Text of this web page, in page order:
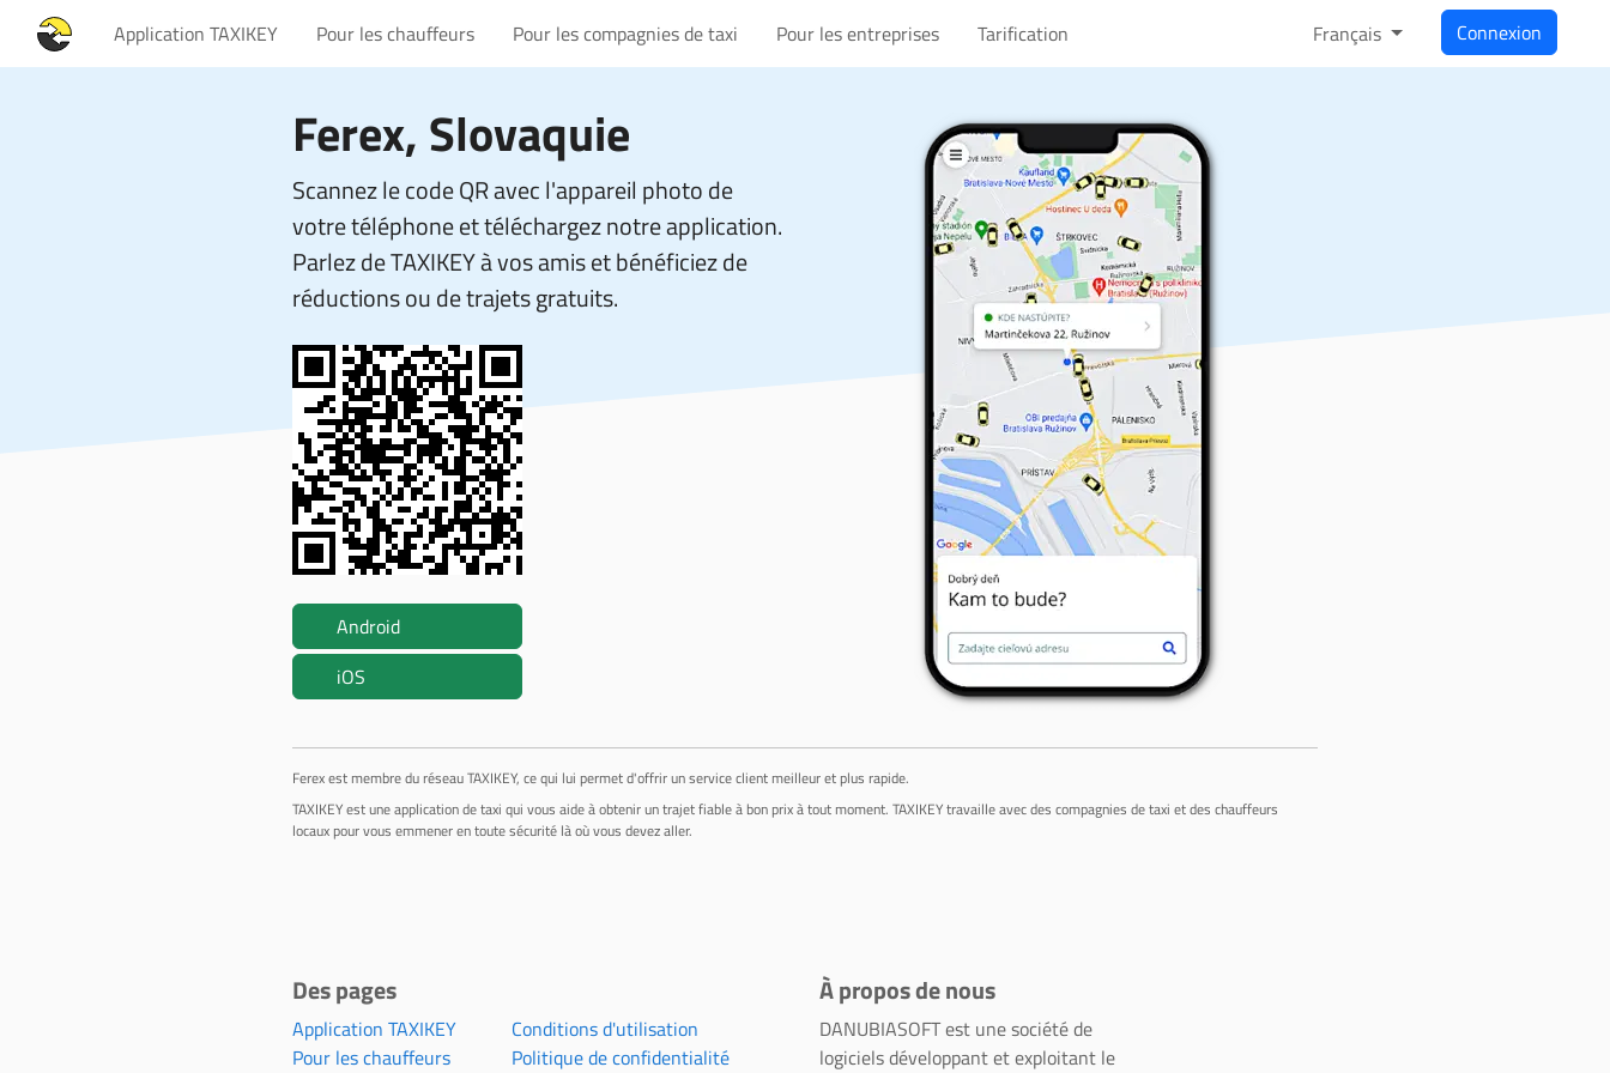
Application TAXIKEY Pour les chauffeurs Pour les compagnies de taxi Pour les entreprises Tarification Français Connexion
Ferex, Slovaquie
Scannez le code QR avec l'appareil photo de
votre téléphone et téléchargez notre application.
Parlez de TAXIKEY à vos amis et bénéficiez de
réductions ou de trajets gratuits.
Android
iOS
Ferex est membre du réseau TAXIKEY, ce qui lui permet d'offrir un service client meilleur et plus rapide.
TAXIKEY est une application de taxi qui vous aide à obtenir un trajet fiable à bon prix à tout moment. TAXIKEY travaille avec des compagnies de taxi et des chauffeurs
locaux pour vous emmener en toute sécurité là où vous devez aller.
Des pages
Application TAXIKEY
Pour les chauffeurs
Conditions d'utilisation
Politique de confidentialité
À propos de nous
DANUBIASOFT est une société de
logiciels développant et exploitant le